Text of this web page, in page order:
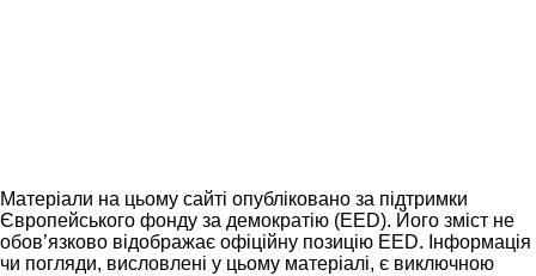
Матеріали на цьому сайті опубліковано за підтримки
Європейського фонду за демократію (EED). Його зміст не
обов’язково відображає офіційну позицію EED. Інформація
чи погляди, висловлені у цьому матеріалі, є виключною